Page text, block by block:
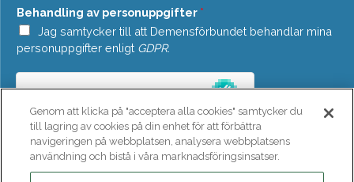
d
e
*
Behandling av personuppgifter *
Jag samtycker till att Demensförbundet behandlar mina
personuppgifter enligt GDPR.
SKICKA
Genom att klicka på "acceptera alla cookies" samtycker du
till lagring av cookies på din enhet för att förbättra
navigeringen på webbplatsen, analysera webbplatsens
användning och bistå i våra marknadsföringsinsatser.